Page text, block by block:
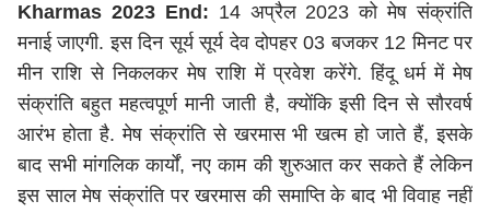
Kharmas 2023 End: 14 अप्रैल 2023 को मेष संक्रांति
मनाई जाएगी. इस दिन सूर्य सूर्य देव दोपहर 03 बजकर 12 मिनट पर
मीन राशि से निकलकर मेष राशि में प्रवेश करेंगे. हिंदू धर्म में मेष
संक्रांति बहुत महत्वपूर्ण मानी जाती है, क्योंकि इसी दिन से सौरवर्ष
आरंभ होता है. मेष संक्रांति से खरमास भी खत्म हो जाते हैं, इसके
बाद सभी मांगलिक कार्यों, नए काम की शुरुआत कर सकते हैं लेकिन
इस साल मेष संक्रांति पर खरमास की समाप्ति के बाद भी विवाह नहीं